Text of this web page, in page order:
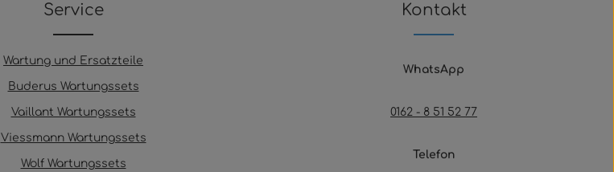
Service
Wartung und Ersatzteile
Buderus Wartungssets
Vaillant Wartungssets
Viessmann Wartungssets
Wolf Wartungssets
Kontakt
WhatsApp
0162 - 8 51 52 77
Telefon